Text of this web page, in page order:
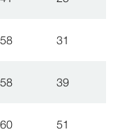
58 31
58 39
60 51